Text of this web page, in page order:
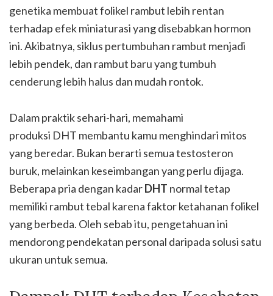
genetika membuat folikel rambut lebih rentan
terhadap efek miniaturasi yang disebabkan hormon
ini. Akibatnya, siklus pertumbuhan rambut menjadi
lebih pendek, dan rambut baru yang tumbuh
cenderung lebih halus dan mudah rontok.
Dalam praktik sehari-hari, memahami
produksi DHT membantu kamu menghindari mitos
yang beredar. Bukan berarti semua testosteron
buruk, melainkan keseimbangan yang perlu dijaga.
Beberapa pria dengan kadarDHT normal tetap
memiliki rambut tebal karena faktor ketahanan folikel
yang berbeda. Oleh sebab itu, pengetahuan ini
mendorong pendekatan personal daripada solusi satu
ukuran untuk semua.